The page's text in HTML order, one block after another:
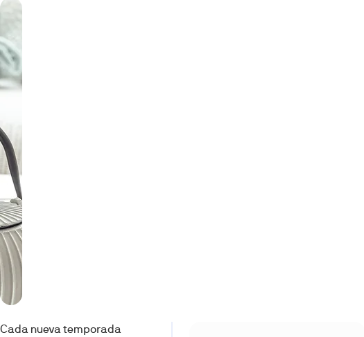
Cada nueva temporada